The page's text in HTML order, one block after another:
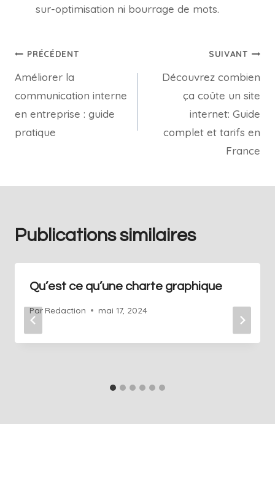
sur-optimisation ni bourrage de mots.
PRÉCÉDENT
Améliorer la
communication interne
en entreprise : guide
pratique
SUIVANT
Découvrez combien
ça coûte un site
internet: Guide
complet et tarifs en
France
Publications similaires
Qu’est ce qu’une charte graphique
Par Redaction mai 17, 2024